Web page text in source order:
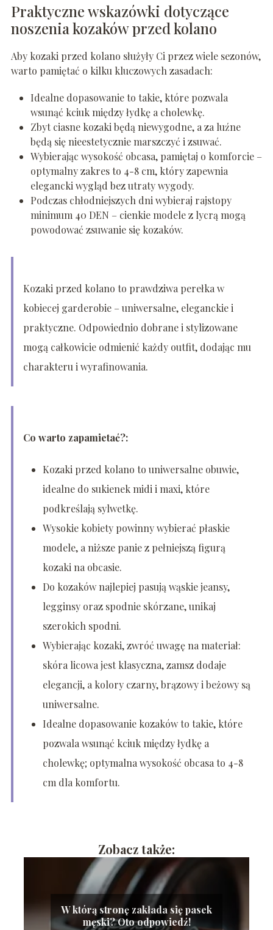
Praktyczne wskazówki dotyczące
noszenia kozaków przed kolano
Aby kozaki przed kolano służyły Ci przez wiele sezonów,
warto pamiętać o kilku kluczowych zasadach:
Idealne dopasowanie to takie, które pozwala
wsunąć kciuk między łydkę a cholewkę.
Zbyt ciasne kozaki będą niewygodne, a za luźne
będą się nieestetycznie marszczyć i zsuwać.
Wybierając wysokość obcasa, pamiętaj o komforcie –
optymalny zakres to 4-8 cm, który zapewnia
elegancki wygląd bez utraty wygody.
Podczas chłodniejszych dni wybieraj rajstopy
minimum 40 DEN – cienkie modele z lycrą mogą
powodować zsuwanie się kozaków.
Kozaki przed kolano to prawdziwa perełka w
kobiecej garderobie – uniwersalne, eleganckie i
praktyczne. Odpowiednio dobrane i stylizowane
mogą całkowicie odmienić każdy outfit, dodając mu
charakteru i wyrafinowania.
Co warto zapamietać?:
Kozaki przed kolano to uniwersalne obuwie,
idealne do sukienek midi i maxi, które
podkreślają sylwetkę.
Wysokie kobiety powinny wybierać płaskie
modele, a niższe panie z pełniejszą figurą
kozaki na obcasie.
Do kozaków najlepiej pasują wąskie jeansy,
legginsy oraz spodnie skórzane, unikaj
szerokich spodni.
Wybierając kozaki, zwróć uwagę na materiał:
skóra licowa jest klasyczna, zamsz dodaje
elegancji, a kolory czarny, brązowy i beżowy są
uniwersalne.
Idealne dopasowanie kozaków to takie, które
pozwala wsunąć kciuk między łydkę a
cholewkę; optymalna wysokość obcasa to 4-8
cm dla komfortu.
Zobacz także:
W którą stronę zakłada się pasek
męski? Oto odpowiedź!